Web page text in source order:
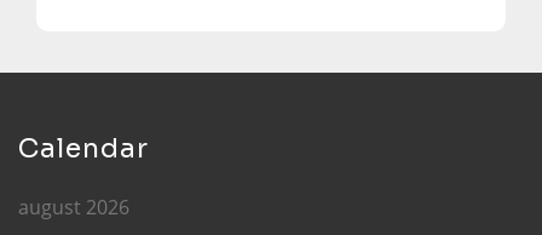
Calendar
august 2026